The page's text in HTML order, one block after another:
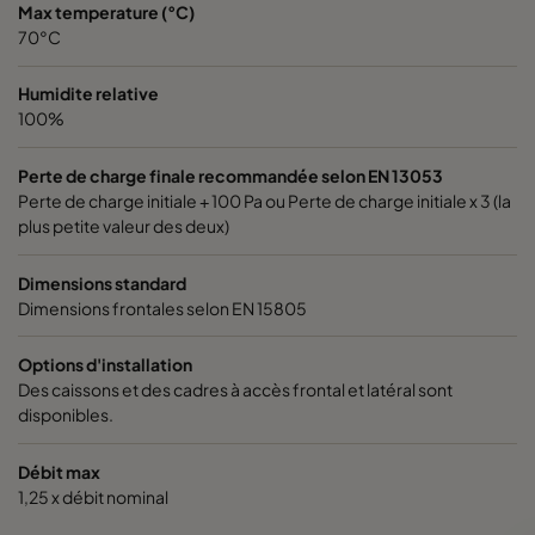
1060 592x592x370-6
1060 592x490x370-6
1060 592x287x370-6
1060 287x592x370-3
2550 592x490x640-12
2550 490x592x640-10
Max temperature (°C)
70°C
Humidite relative
100%
Perte de charge finale recommandée selon EN 13053
Perte de charge initiale + 100 Pa ou Perte de charge initiale x 3 (la
plus petite valeur des deux)
Dimensions standard
Dimensions frontales selon EN 15805
Options d'installation
Des caissons et des cadres à accès frontal et latéral sont
disponibles.
Débit max
1,25 x débit nominal